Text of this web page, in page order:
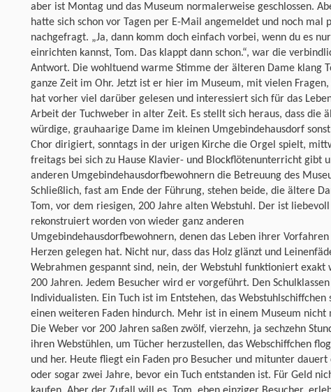
aber ist Montag und das Museum normalerweise geschlossen.
hatte sich schon vor Tagen per E-Mail angemeldet und noch mal
nachgefragt. „Ja, dann komm doch einfach vorbei, wenn du es
einrichten kannst, Tom. Das klappt dann schon.“, war die
Antwort. Die wohltuend warme Stimme der älteren Dame klang
ganze Zeit im Ohr. Jetzt ist er hier im Museum, mit vielen
hat vorher viel darüber gelesen und interessiert sich für das
Arbeit der Tuchweber in alter Zeit. Es stellt sich heraus, dass die
würdige, grauhaarige Dame im kleinen Umgebindehausdorf
Chor dirigiert, sonntags in der urigen Kirche die Orgel spielt,
freitags bei sich zu Hause Klavier- und Blockflötenunterricht gibt
anderen Umgebindehausdorfbewohnern die Betreuung des
Schließlich, fast am Ende der Führung, stehen beide, die ältere
Tom, vor dem riesigen, 200 Jahre alten Webstuhl. Der ist liebevoll
rekonstruiert worden von wieder ganz anderen
Umgebindehausdorfbewohnern, denen das Leben ihrer
Herzen gelegen hat. Nicht nur, dass das Holz glänzt und
Webrahmen gespannt sind, nein, der Webstuhl funktioniert exakt
200 Jahren. Jedem Besucher wird er vorgeführt. Den
Individualisten. Ein Tuch ist im Entstehen, das Webstuhlschiffchen
einen weiteren Faden hindurch. Mehr ist in einem Museum nicht
Die Weber vor 200 Jahren saßen zwölf, vierzehn, ja sechzehn
ihren Webstühlen, um Tücher herzustellen, das Webschiffchen
und her. Heute fliegt ein Faden pro Besucher und mitunter dauert
oder sogar zwei Jahre, bevor ein Tuch entstanden ist. Für Geld